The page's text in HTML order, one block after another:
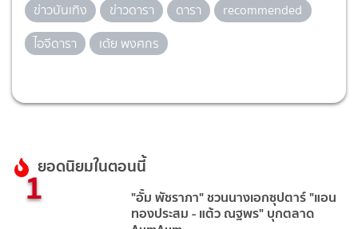
ข่าวบันเทิง ข่าวดารา ดารา
recommended
ไอจีดารา
เต้ย พงศกร
ยอดนิยมในตอนนี้
1 "อั้ม พัชราภา" ชวนนางเอกซุปตาร์ "แอน
ทองประสม - แต้ว ณฐพร" บุกตลาด